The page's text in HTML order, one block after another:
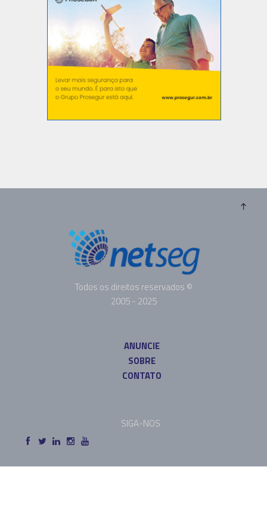
Todos os direitos reservados ©
2005 - 2025
ANUNCIE
SOBRE
CONTATO
SIGA-NOS